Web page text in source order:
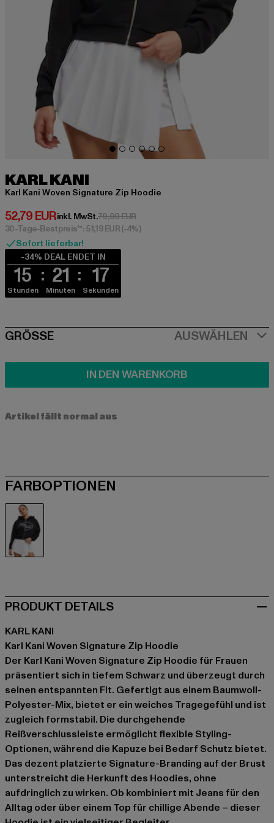
KARL KANI
Karl Kani Woven Signature Zip Hoodie
52,79 EUR
Derzeitiger Preis: 52,79 EUR
inkl. MwSt.79,99 EURAktionspreis: 79,99 EUR
30-Tage-Bestpreis**: 51,19 EUR(-4%)
Sofort lieferbar!
-34% DEAL ENDET IN
15
Stunden
21
Minuten
17
Sekunden
SIZE
GRÖSSE AUSWÄHLEN
IN DEN WARENKORB
Artikel fällt normal aus
FARBOPTIONEN
PRODUKT DETAILS
KARL KANI
Karl Kani Woven Signature Zip Hoodie
Der Karl Kani Woven Signature Zip Hoodie für Frauen
präsentiert sich in tiefem Schwarz und überzeugt durch
seinen entspannten Fit. Gefertigt aus einem Baumwoll-
Polyester-Mix, bietet er ein weiches Tragegefühl und ist
zugleich formstabil. Die durchgehende
Reißverschlussleiste ermöglicht flexible Styling-
Optionen, während die Kapuze bei Bedarf Schutz bietet.
Das dezent platzierte Signature-Branding auf der Brust
unterstreicht die Herkunft des Hoodies, ohne
aufdringlich zu wirken. Ob kombiniert mit Jeans für den
Alltag oder über einem Top für chillige Abende – dieser